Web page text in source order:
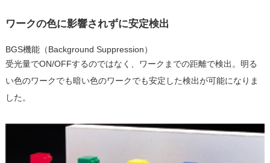
ワークの色に影響されずに安定検出
BGS機能（Background Suppression）
受光量でON/OFFするのではなく、ワークまでの距離で検出。明る
い色のワークでも暗い色のワークでも安定した検出が可能になりま
した。